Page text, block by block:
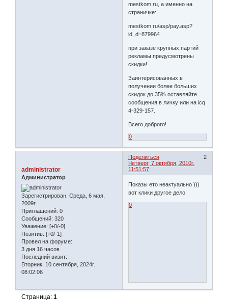
mestkom.ru, а именно на
страничке:
mestkom.ru/asp/pay.asp?
id_d=879964
при заказе крупных партий
рекламы предусмотрены
скидки!
Заинтерисованных в
получении более больших
скидок до 35% оставляйте
сообщения в личку или на icq
4-329-157.
Всего доброго!
0
Поделиться
2
Четверг, 7 октября, 2010г.
11:51:57
administrator
Администратор
Зарегистрирован: Среда, 6 мая,
2009г.
Приглашений: 0
Сообщений: 320
Уважение: [+0/-0]
Позитив: [+0/-1]
Провел на форуме:
3 дня 16 часов
Последний визит:
Вторник, 10 сентября, 2024г.
08:02:06
Показы ето неактуально )))
вот клики другое дело
0
Страница:1